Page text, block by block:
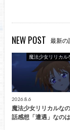
NEW POST 最新の
魔法少女リリカル
2026.8.6
魔法少女リリカルな
話感想「遭遇」なの